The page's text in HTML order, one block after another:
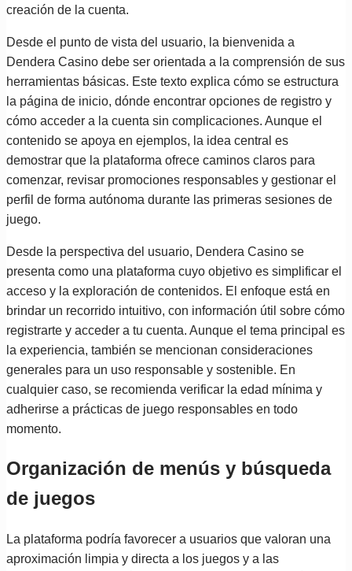
creación de la cuenta.
Desde el punto de vista del usuario, la bienvenida a
Dendera Casino debe ser orientada a la comprensión de sus
herramientas básicas. Este texto explica cómo se estructura
la página de inicio, dónde encontrar opciones de registro y
cómo acceder a la cuenta sin complicaciones. Aunque el
contenido se apoya en ejemplos, la idea central es
demostrar que la plataforma ofrece caminos claros para
comenzar, revisar promociones responsables y gestionar el
perfil de forma autónoma durante las primeras sesiones de
juego.
Desde la perspectiva del usuario, Dendera Casino se
presenta como una plataforma cuyo objetivo es simplificar el
acceso y la exploración de contenidos. El enfoque está en
brindar un recorrido intuitivo, con información útil sobre cómo
registrarte y acceder a tu cuenta. Aunque el tema principal es
la experiencia, también se mencionan consideraciones
generales para un uso responsable y sostenible. En
cualquier caso, se recomienda verificar la edad mínima y
adherirse a prácticas de juego responsables en todo
momento.
Organización de menús y búsqueda
de juegos
La plataforma podría favorecer a usuarios que valoran una
aproximación limpia y directa a los juegos y a las